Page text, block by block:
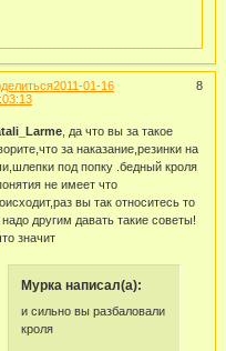
8
2011-01-16
, да что вы за такое
за наказание,резинки на
под попку .бедный кроля
не имеет что
вы так относитесь то
другим давать такие советы!
значит
Мурка написал(а):
и сильно вы разбаловали
кроля